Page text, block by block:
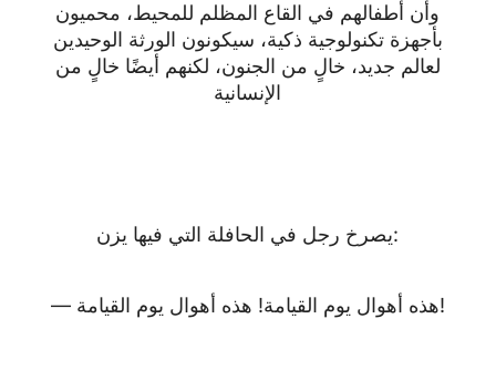
وأن أطفالهم في القاع المظلم للمحيط، محميون
بأجهزة تكنولوجية ذكية، سيكونون الورثة الوحيدين
لعالم جديد، خالٍ من الجنون، لكنهم أيضًا خالٍ من
الإنسانية
يصرخ رجل في الحافلة التي فيها يزن:
— هذه أهوال يوم القيامة! هذه أهوال يوم القيامة!